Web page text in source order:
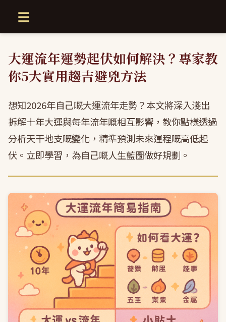
☰
大運流年運勢起伏如何解決？專家教
你5大實用趨吉避兇方法
想知2026年自己嘅大運流年走勢？本文將深入淺出
拆解十年大運與每年流年嘅相互影響，教你點樣透過
分析天干地支嘅變化，精準預測未來運程嘅高低起
伏。立即學習，為自己嘅人生藍圖做好規劃。